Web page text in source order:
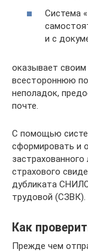
Система
и с
оказывает
всестороннюю
неполадок,
почте.
С помощью
сформировать и
страхового
дубликата
трудовой (СЗВК).
Как
Прежде чем